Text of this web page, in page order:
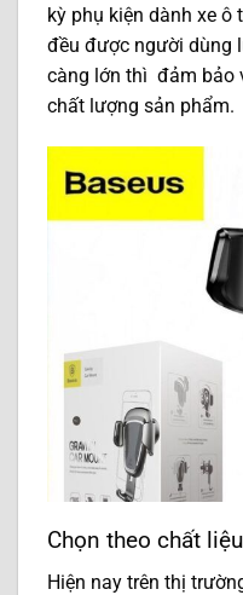
kỳ phụ kiện dành xe ô
đều được người dùng
càng lớn thì đảm bảo
chất lượng sản phẩm.
Chọn theo chất liệu
Hiện nay trên thị